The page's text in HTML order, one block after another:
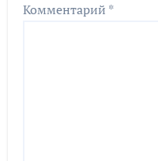
Комментарий *